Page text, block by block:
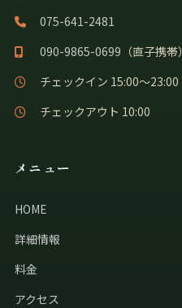
075-641-2481
090-9865-0699 （直子携帯）
チェックイン 15:00〜23:00
チェックアウト 10:00
メニュー
HOME
詳細情報
料金
アクセス